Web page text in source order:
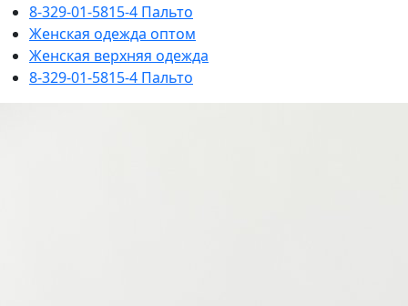
8-329-01-5815-4 Пальто
Женская одежда оптом
Женская верхняя одежда
8-329-01-5815-4 Пальто